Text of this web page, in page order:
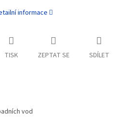
informace
TISK ZEPTAT SE SDÍLET
vod